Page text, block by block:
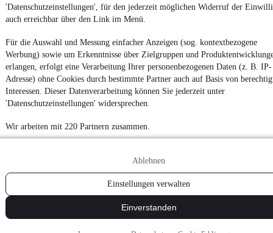
'Datenschutzeinstellungen', für den jederzeit möglichen Widerruf der
auch erreichbar über den Link im Menü.
Für die Auswahl und Messung einfacher Anzeigen (sog. kontextbezogene
Werbung) sowie um Erkenntnisse über Zielgruppen und
erlangen, erfolgt eine Verarbeitung Ihrer personenbezogenen Daten (z. B. IP-
Adresse) ohne Cookies durch bestimmte Partner auch auf Basis von
Interessen. Dieser Datenverarbeitung können Sie jederzeit unter
'Datenschutzeinstellungen' widersprechen.
Wir arbeiten mit 220 Partnern zusammen.
Ablehnen
Einstellungen verwalten
Einverstanden
VonAuto verkaufen überE-Bikes